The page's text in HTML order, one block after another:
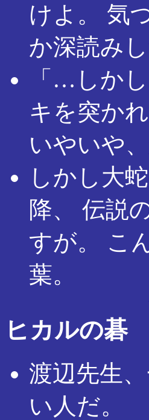
けよ。 気
か深読み
「…しか
キを突か
いやいや
しかし大
降、 伝説
すが。 こ
葉。
ヒカルの碁
渡辺先生
い人だ。